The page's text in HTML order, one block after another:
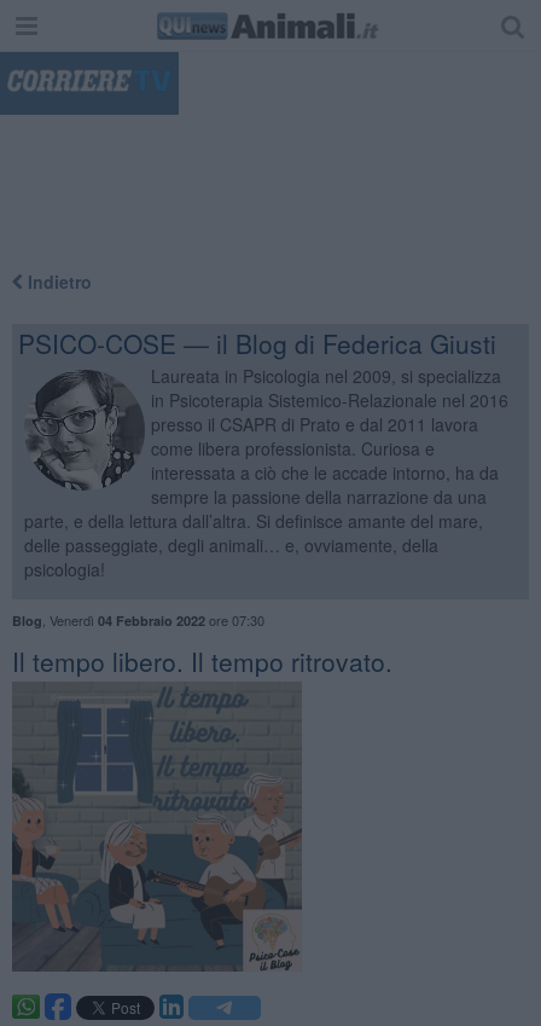
Indietro
PSICO-COSE — il Blog di Federica Giusti
Laureata in Psicologia nel 2009, si specializza
in Psicoterapia Sistemico-Relazionale nel 2016
presso il CSAPR di Prato e dal 2011 lavora
come libera professionista. Curiosa e
interessata a ciò che le accade intorno, ha da
sempre la passione della narrazione da una
parte, e della lettura dall’altra. Si definisce amante del mare,
delle passeggiate, degli animali… e, ovviamente, della
psicologia!
Blog Venerdì 04 Febbraio 2022ore 07:30
​Il tempo libero. Il tempo ritrovato.